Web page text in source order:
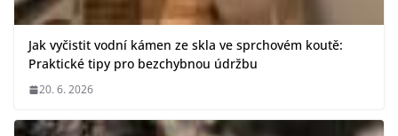
Jak vyčistit vodní kámen ze skla ve sprchovém koutě:
Praktické tipy pro bezchybnou údržbu
20. 6. 2026